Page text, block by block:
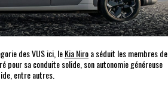
des VUS ici, leKia Niroa séduit les membres de
pour sa conduite solide, son autonomie généreuse
entre autres.